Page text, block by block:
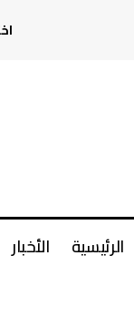
الرئيسية الأخبار